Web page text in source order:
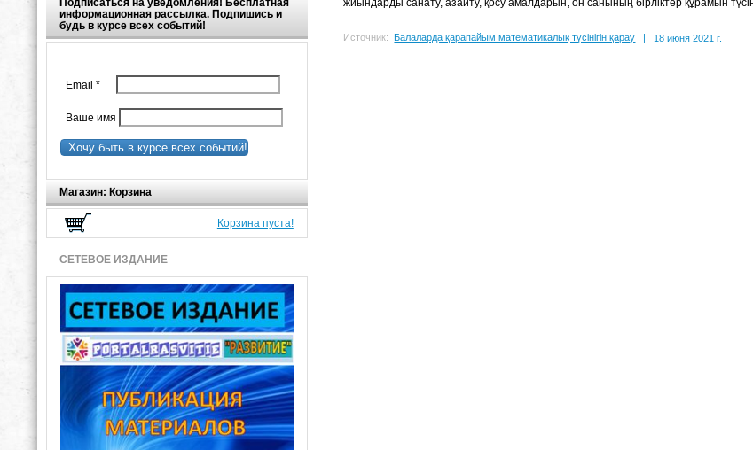
информационная рассылка. Подпишись и
будь в курсе всех событий!
Email *
Ваше имя
Хочу быть в курсе всех событий!
Магазин: Корзина
Корзина пуста!
СЕТЕВОЕ ИЗДАНИЕ
жиындарды санату, азайту, қосу амалдарын, он санының бірліктер құрамын
Источник: Балаларда қарапайым математикалық түсінігін қарау 18 июня 2021 г.